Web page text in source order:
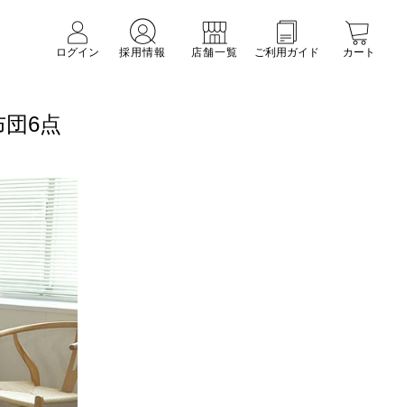
ログイン 採用情報 店舗一覧 ご利用ガイド カート
6点